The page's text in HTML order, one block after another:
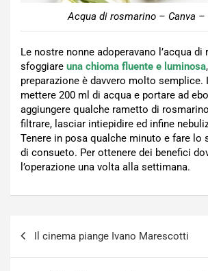
Acqua di rosmarino – Canva –
Le nostre nonne adoperavano l’acqua di
sfoggiare una chioma fluente e luminosa
preparazione è davvero molto semplice.
mettere 200 ml di acqua e portare ad
aggiungere qualche rametto di
filtrare, lasciar intiepidire ed infine
Tenere in posa qualche minuto e fare lo
di consueto. Per ottenere dei benefici
l’operazione una volta alla settimana.
Il cinema piange Ivano Marescotti